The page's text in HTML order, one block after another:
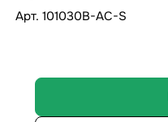
Арт. 101030B-AC-S